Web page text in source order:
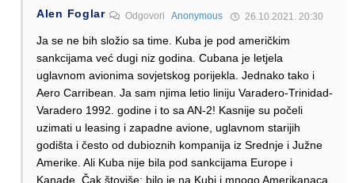
Alen Foglar Odgovori Anonymous 26.10.2021. 20:30
Ja se ne bih složio sa time. Kuba je pod američkim
sankcijama već dugi niz godina. Cubana je letjela
uglavnom avionima sovjetskog porijekla. Jednako tako i
Aero Carribean. Ja sam njima letio liniju Varadero-Trinidad-
Varadero 1992. godine i to sa AN-2! Kasnije su počeli
uzimati u leasing i zapadne avione, uglavnom starijih
godišta i često od dubioznih kompanija iz Srednje i Južne
Amerike. Ali Kuba nije bila pod sankcijama Europe i
Kanade. Čak štoviše: bilo je na Kubi i mnogo Amerikanaca